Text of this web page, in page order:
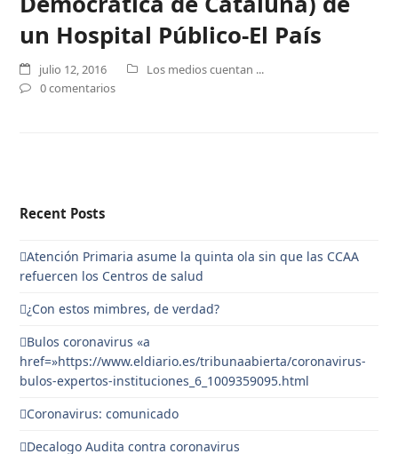
un Hospital Público-El País
julio 12, 2016
Los medios cuentan ...
0 comentarios
Recent Posts
Atención Primaria asume la quinta ola sin que las CCAA
refuercen los Centros de salud
¿Con estos mimbres, de verdad?
Bulos coronavirus «a
href=»https://www.eldiario.es/tribunaabierta/coronavirus-
bulos-expertos-instituciones_6_1009359095.html
Coronavirus: comunicado
Decalogo Audita contra coronavirus